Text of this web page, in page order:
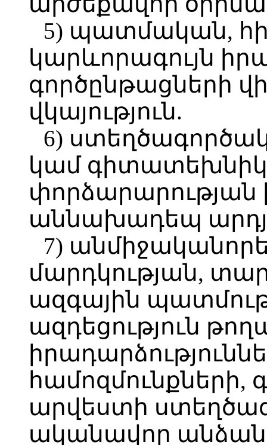
5) պատմական,
կարևորագույն
գործընթացների
վկայություն.
6)
կամ
աննախադեպ
7)
մարդկության,
ազգային
ազդեցություն
համոզմունքների,
արվեստի
ականավոր